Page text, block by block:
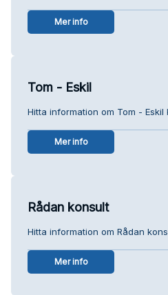
Mer info
Tom - Eskil
Hitta information om Tom - Eskil
Mer info
Rådan konsult
Hitta information om Rådan
Mer info